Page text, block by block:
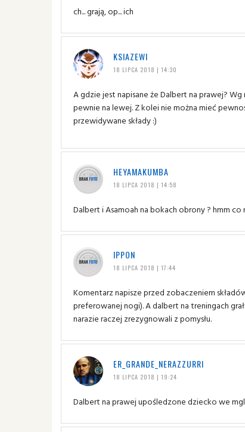
ch... grają, op... ich
KSIAZEWI
18 LIPCA 2018 | 14:30
A gdzie jest napisane że Dalbert na prawej?
pewnie na lewej. Z kolei nie można mieć
przewidywane składy :)
HEYAMAKUMBA
18 LIPCA 2018 | 14:58
Dalbert i Asamoah na bokach obrony ? hmm
IPPON
18 LIPCA 2018 | 17:44
Komentarz napisze przed zobaczeniem
preferowanej nogi). A dalbert na treningach
narazie raczej zrezygnowali z pomysłu.
ER_GRANDE_NERAZZURRI
18 LIPCA 2018 | 19:24
Dalbert na prawej upośledzone dziecko we